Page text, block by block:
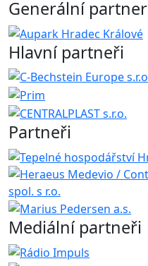
Generální partner
Hlavní partneři
Partneři
Mediální partneři